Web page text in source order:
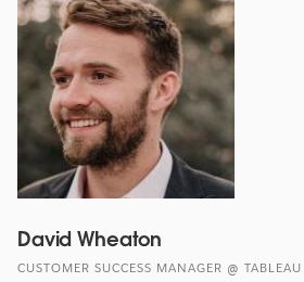
David Wheaton
CUSTOMER SUCCESS MANAGER @ TABLEAU